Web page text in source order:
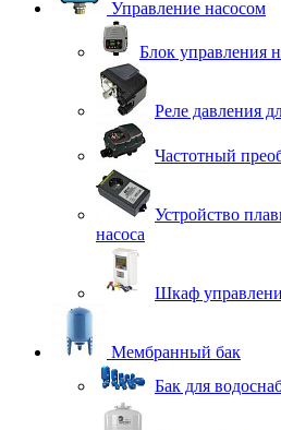
Управление насосом
Блок управления
Реле давления
Частотный
Устройство
насоса
Шкаф
Мембранный бак
Бак для